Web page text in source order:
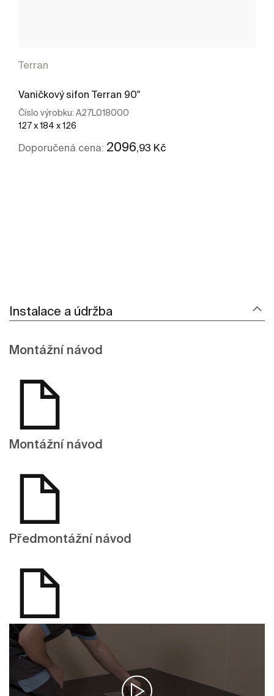
Terran
Vaničkový sifon Terran 90"
Číslo výrobku: A27L018000
127 x 184 x 126
Doporučená cena: 2096,93 Kč
Instalace a údržba
Montážní návod
Montážní návod
Předmontážní návod